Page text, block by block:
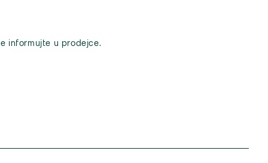
informujte u prodejce.